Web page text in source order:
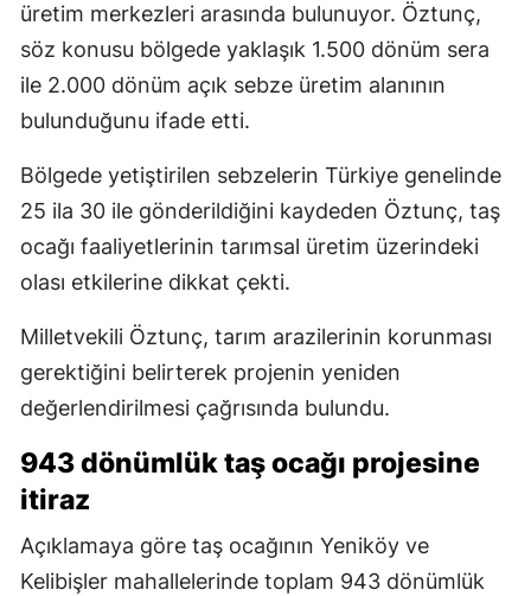
üretim merkezleri arasında bulunuyor. Öztunç,
söz konusu bölgede yaklaşık 1.500 dönüm sera
ile 2.000 dönüm açık sebze üretim alanının
bulunduğunu ifade etti.
Bölgede yetiştirilen sebzelerin Türkiye genelinde
25 ila 30 ile gönderildiğini kaydeden Öztunç, taş
ocağı faaliyetlerinin tarımsal üretim üzerindeki
olası etkilerine dikkat çekti.
Milletvekili Öztunç, tarım arazilerinin korunması
gerektiğini belirterek projenin yeniden
değerlendirilmesi çağrısında bulundu.
943 dönümlük taş ocağı projesine
itiraz
Açıklamaya göre taş ocağının Yeniköy ve
Kelibişler mahallelerinde toplam 943 dönümlük